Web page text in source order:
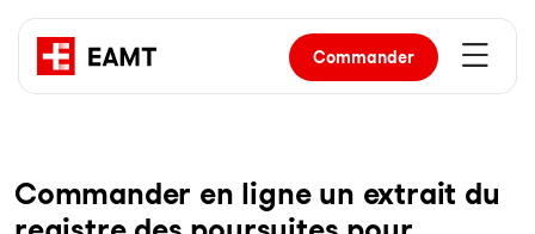
Commander
Com­man­der en li­gne un ex­trait du